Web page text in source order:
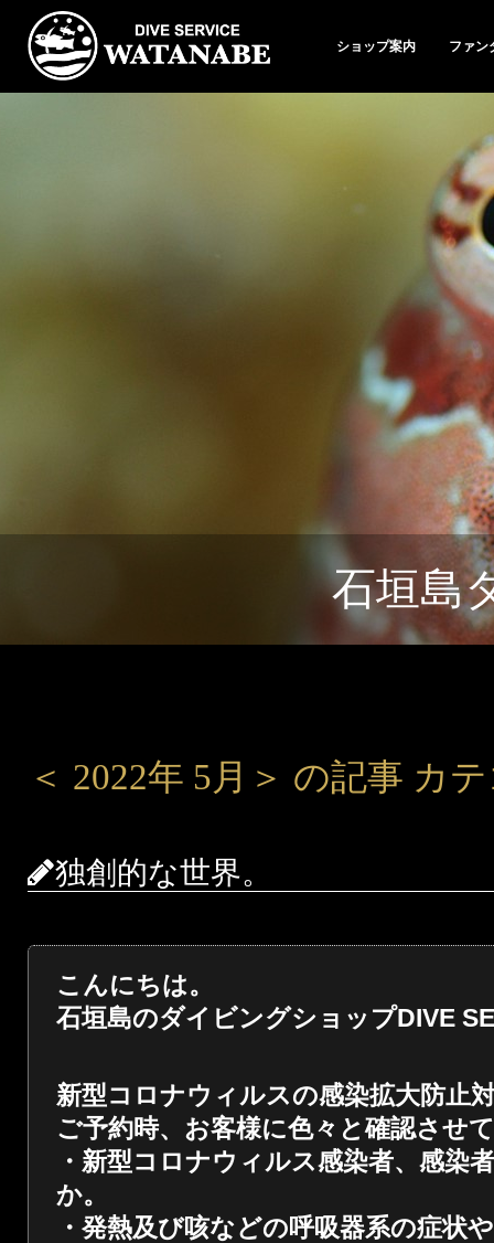
ショップ案内 ファン
石垣島
＜ 2022年 5月＞ の記事 カ
独創的な世界。
こんにちは。
石垣島のダイビングショップDIVE
新型コロナウィルスの感染拡大防止
ご予約時、お客様に色々と確認させ
・新型コロナウィルス感染者、感染
か。
・発熱及び咳などの呼吸器系の症状